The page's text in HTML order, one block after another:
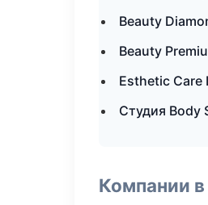
Beauty
Beauty
Esthetic
Студия
Компании в